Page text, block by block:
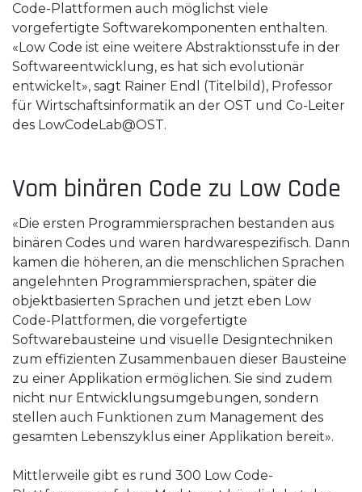
Code-Plattformen auch möglichst viele
vorgefertigte Softwarekomponenten enthalten.
«Low Code ist eine weitere Abstraktionsstufe in der
Softwareentwicklung, es hat sich evolutionär
entwickelt», sagt Rainer Endl (Titelbild), Professor
für Wirtschaftsinformatik an der OST und Co-Leiter
des LowCodeLab@OST.
Vom binären Code zu Low Code
«Die ersten Programmiersprachen bestanden aus
binären Codes und waren hardwarespezifisch. Dann
kamen die höheren, an die menschlichen Sprachen
angelehnten Programmiersprachen, später die
objektbasierten Sprachen und jetzt eben Low
Code-Plattformen, die vorgefertigte
Softwarebausteine und visuelle Designtechniken
zum effizienten Zusammenbauen dieser Bausteine
zu einer Applikation ermöglichen. Sie sind zudem
nicht nur Entwicklungsumgebungen, sondern
stellen auch Funktionen zum Management des
gesamten Lebenszyklus einer Applikation bereit».
Mittlerweile gibt es rund 300 Low Code-